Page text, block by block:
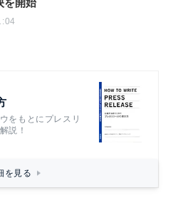
を開始
をもとにプレスリ
説！
を見る